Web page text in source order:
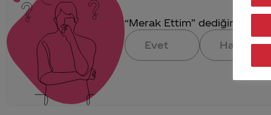
“Merak Ettim” dediğin
Evet
Hayır